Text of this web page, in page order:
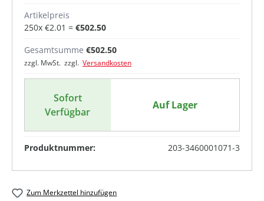
Artikelpreis
250x €2.01 = €502.50
Gesamtsumme €502.50
zzgl. MwSt. zzgl. Versandkosten
Sofort
Verfügbar
Auf Lager
Produktnummer: 203-3460001071-3
Zum Merkzettel hinzufügen